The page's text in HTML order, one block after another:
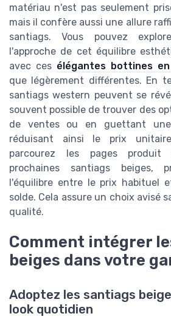
matériau n'est pas seulement
mais il confère aussi une allure
santiags. Vous pouvez
l'approche de cet équilibre
avec ces élégantes bottines
que légèrement différentes. En
santiags western peuvent se
souvent possible de trouver des
de ventes ou en guettant
réduisant ainsi le prix
parcourez les pages produit
prochaines santiags beiges,
l'équilibre entre le prix habituel
solde. Cela assure un choix avisé
qualité.
Comment intégrer
beiges dans votre
Adoptez les santiags
look quotidien